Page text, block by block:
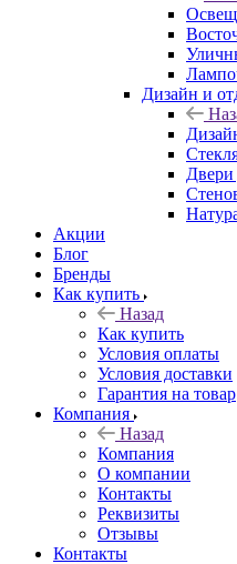
Дизайн и
Двери
Акции
Блог
Бренды
Как купить
Назад
Как купить
Условия оплаты
Условия доставки
Гарантия на товар
Компания
Назад
Компания
О компании
Контакты
Реквизиты
Отзывы
Контакты